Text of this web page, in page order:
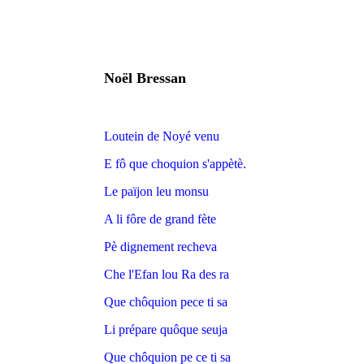
Noël Bressan
Loutein de Noyé venu
E fô que choquion s'appètè.
Le païjon leu monsu
A li fôre de grand fète
Pè dignement recheva
Che l'Efan lou Ra des ra
Que chôquion pece ti sa
Li prépare quôque seuja
Que chôquion pe ce ti sa